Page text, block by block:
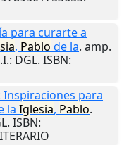
para curarte a
, Pablo de la. amp.
: DGL. ISBN:
para
la Iglesia, Pablo.
ISBN: